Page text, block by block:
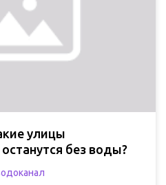
улицы
без воды?